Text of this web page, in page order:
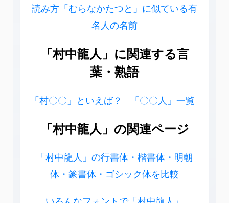
読み方「むらなかたつと」に似ている有
名人の名前
「村中龍人」に関連する言
葉・熟語
「村〇〇」といえば？ 「〇〇人」一覧
「村中龍人」の関連ページ
「村中龍人」の行書体・楷書体・明朝
体・篆書体・ゴシック体を比較